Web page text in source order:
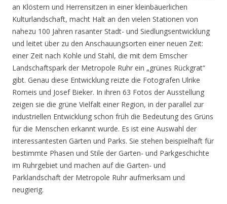
an Klöstern und Herrensitzen in einer kleinbäuerlichen
Kulturlandschaft, macht Halt an den vielen Stationen von
nahezu 100 Jahren rasanter Stadt- und Siedlungsentwicklung
und leitet über zu den Anschauungsorten einer neuen Zeit:
einer Zeit nach Kohle und Stahl, die mit dem Emscher
Landschaftspark der Metropole Ruhr ein „grünes Rückgrat“
gibt. Genau diese Entwicklung reizte die Fotografen Ulrike
Romeis und Josef Bieker. In ihren 63 Fotos der Ausstellung
zeigen sie die grüne Vielfalt einer Region, in der parallel zur
industriellen Entwicklung schon früh die Bedeutung des Grüns
für die Menschen erkannt wurde. Es ist eine Auswahl der
interessantesten Gärten und Parks. Sie stehen beispielhaft für
bestimmte Phasen und Stile der Garten- und Parkgeschichte
im Ruhrgebiet und machen auf die Garten- und
Parklandschaft der Metropole Ruhr aufmerksam und
neugierig.